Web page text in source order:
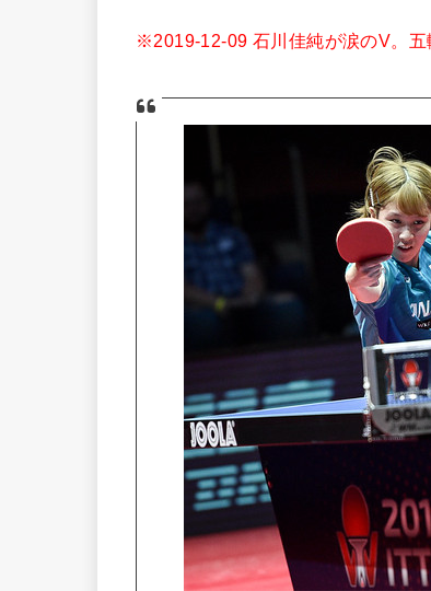
※2019-12-09 石川佳純が涙のV。